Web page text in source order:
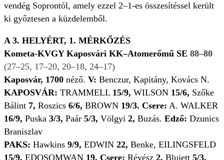
vendég Soprontól, amely ezzel 2–1-es összesítéssel került
ki győztesen a küzdelemből.
A 3. HELYÉRT, 1. MÉRKŐZÉS
Kometa-KVGY Kaposvári KK–Atomerőmű SE 88–80
(27–25, 17–20, 20–18, 24–17)
Kaposvár, 1700 néző. V: Benczur, Kapitány, Kovács N.
KAPOSVÁR: TRAMMELL 15/9, WILSON 15/6, Szőke
Bálint 7, Roszics 6/6, BROWN 19/3. Csere: A. WALKER
16/9, Puska 3/3, Paár 5/3, Völgyi 2, Buzás. Edző: Dzunics
Braniszlav
PAKS: Hawkins 9/9, EDWIN 22, Benke, EILINGSFELD
15/9, EDOSOMWAN 19. Csere: Révész 2, Bluiett 5/3,